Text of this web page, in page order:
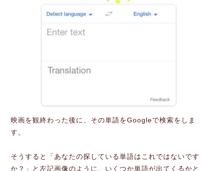
映画を観終わった後に、その単語をGoogleで検索をしま
す。
そうすると「あなたの探している単語はこれではないです
か？」と左記画像のように、いくつか単語が出てくるかと